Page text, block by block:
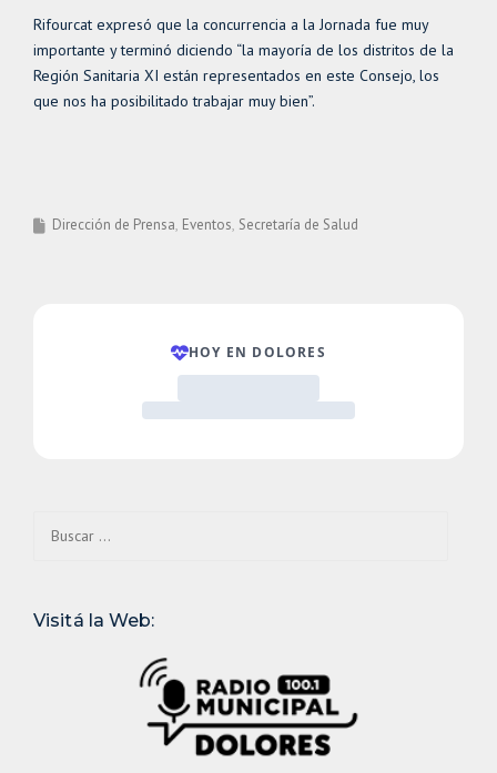
Rifourcat expresó que la concurrencia a la Jornada fue muy
importante y terminó diciendo “la mayoría de los distritos de la
Región Sanitaria XI están representados en este Consejo, los
que nos ha posibilitado trabajar muy bien”.
Dirección de Prensa Eventos Secretaría de Salud
Visitá la Web: